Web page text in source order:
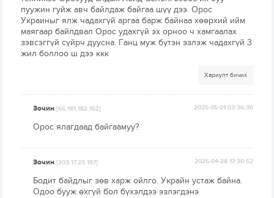
пуужин гуйж авч байлдаж байгаа шүү дээ. Орос
Украиныг ялж чадахгүй аргаа барж байнаа хөөрхий ийм
маягаар байлдвал Орос удахгүй эх орноо ч хамгаалах
зэвсэггүй сүйрч дуусна. Ганц муж бүтэн эзлэж чадахгүй 3
жил боллоо ш дээ ккк
Хариулт бичих
Зочин[66.181.182.152] 2025-05-01 03:36:36
Орос ялагдаад байгаамуу?
Зочин[203.17.23.197] 2025-04-28 17:30:52
Бодит байдлыг зөв харж ойлго. Украйн устаж байна.
Одоо бууж өхгүй бол бүхэлдээ эзлэгдэнэ